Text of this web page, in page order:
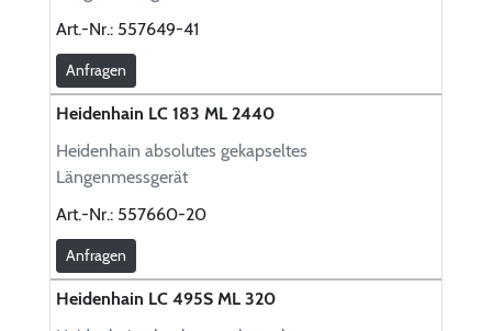
Art.-Nr.: 557649-41
Anfragen
Heidenhain LC 183 ML 2440
Heidenhain absolutes gekapseltes
Längenmessgerät
Art.-Nr.: 557660-20
Anfragen
Heidenhain LC 495S ML 320